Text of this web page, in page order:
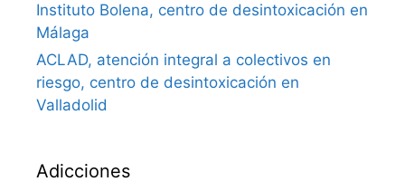
Instituto Bolena, centro de desintoxicación en
Málaga
ACLAD, atención integral a colectivos en
riesgo, centro de desintoxicación en
Valladolid
Adicciones